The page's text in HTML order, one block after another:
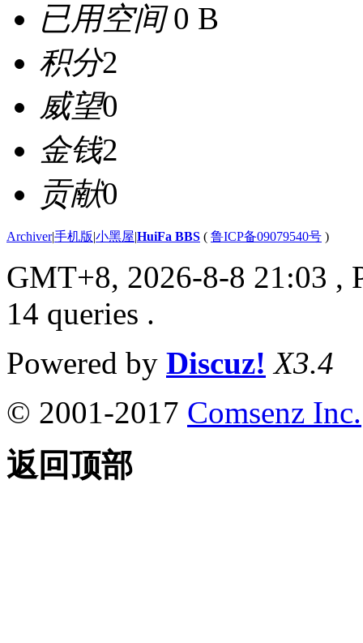
已用空间0 B
积分2
威望0
金钱2
贡献0
Archiver|手机版|小黑屋|HuiFa BBS ( 鲁ICP备09079540号 )
GMT+8, 2026-8-8 21:03 ,
14 queries .
Powered by Discuz! X3.4
© 2001-2017 Comsenz Inc.
返回顶部